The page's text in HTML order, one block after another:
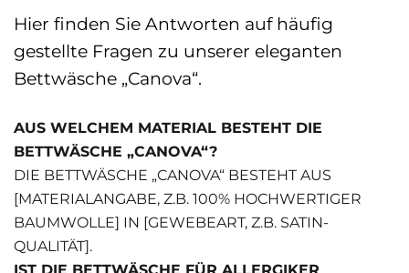
Hier finden Sie Antworten auf häufig
gestellte Fragen zu unserer eleganten
Bettwäsche „Canova“.
AUS WELCHEM MATERIAL BESTEHT DIE
BETTWÄSCHE „CANOVA“?
DIE BETTWÄSCHE „CANOVA“ BESTEHT AUS
[MATERIALANGABE, Z.B. 100% HOCHWERTIGER
BAUMWOLLE] IN [GEWEBEART, Z.B. SATIN-
QUALITÄT].
IST DIE BETTWÄSCHE FÜR ALLERGIKER